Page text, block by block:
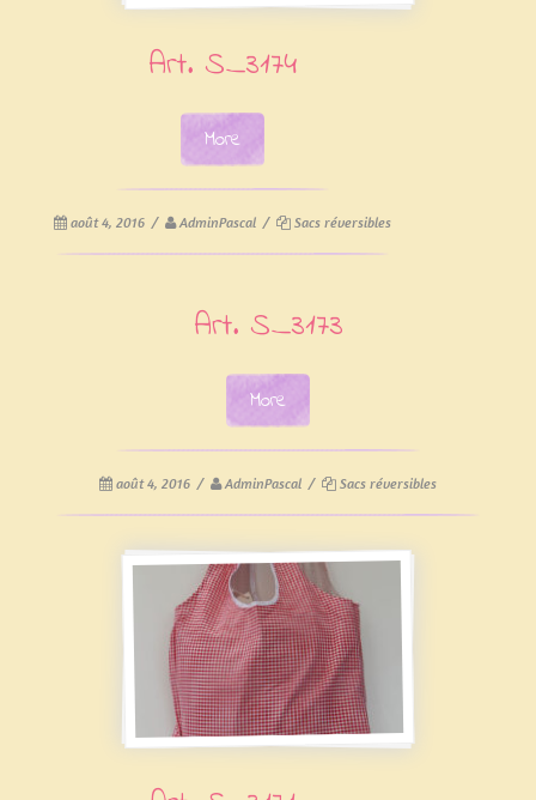
Art. S_3174
More
août 4, 2016 / AdminPascal / Sacs réversibles
Art. S_3173
More
août 4, 2016 / AdminPascal / Sacs réversibles